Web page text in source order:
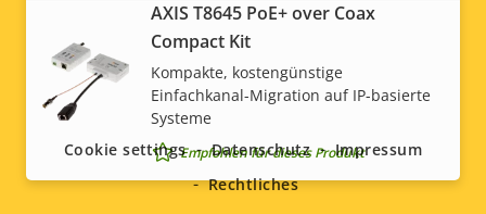
AXIS T8645 PoE+ over Coax
Compact Kit
Kompakte, kostengünstige
Einfachkanal-Migration auf IP-basierte
Systeme
Empfohlen für dieses Produkt
Social
menu
Cookie settings Datenschutz
Impressum
Rechtliches